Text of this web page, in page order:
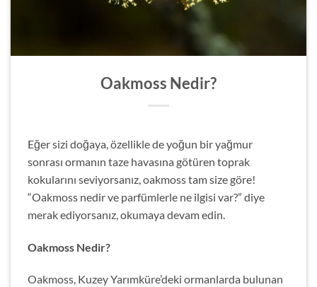
Oakmoss Nedir?
Eğer sizi doğaya, özellikle de yoğun bir yağmur
sonrası ormanın taze havasına götüren toprak
kokularını seviyorsanız, oakmoss tam size göre!
“Oakmoss nedir ve parfümlerle ne ilgisi var?” diye
merak ediyorsanız, okumaya devam edin.
Oakmoss Nedir?
Oakmoss, Kuzey Yarımküre’deki ormanlarda bulunan